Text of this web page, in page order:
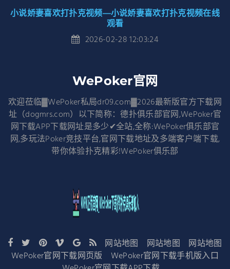
小说娇妻喜欢打扑克视频—小说娇妻喜欢打扑克视频在线
观看
2026-02-28 12:03:24
WePoker官网
欢迎莅临▓WePoker私局dr09.com▓2026最新版官方下载网
址（dogmrs.com）以下简称：德扑俱乐部官网,WePoker官
网下载APP下载网址是多少✔全站,全称:WePoker俱乐部官
网,多玩法Poker竞技平台,官网下载地址及多端客户端下载,
带你体验扑克精彩!WePoker俱乐部
网站地图 网站地图
网站地图
WePoker官网下载网页版
WePoker官网下载手机版入口